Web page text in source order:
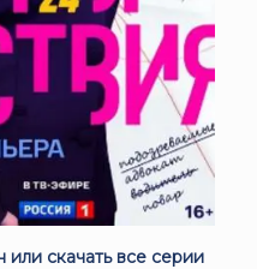
или скачать все серии